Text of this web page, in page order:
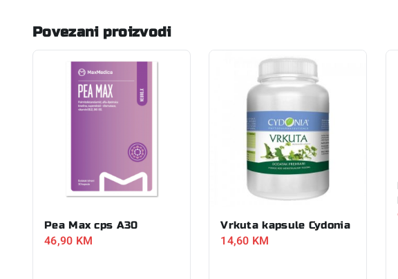
Povezani proizvodi
Pea Max cps A30
46,90 KM
Vrkuta kapsule Cydonia
14,60 KM